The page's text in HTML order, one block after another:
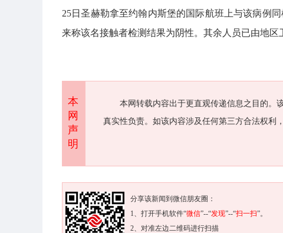
25日圣赫勒拿至约翰内斯堡的国际航班上与该病例
来称该名接触者检测结果为阴性。其余人员已由地区
本
网
声
明
本网转载内容出于更直观传递信息之目的。
真实性负责。如该内容涉及任何第三方合法权利
分享该新闻到微信朋友圈：
1、打开手机软件“微信”--“发现”--“扫一扫”。
2、对准左边二维码进行扫描